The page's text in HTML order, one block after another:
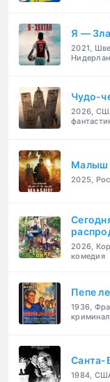
Я —
2021,
Чудо-
2026,
Малыш
2025,
2026,
комедия
Пепе
1936,
криминал
Санта-
1984,